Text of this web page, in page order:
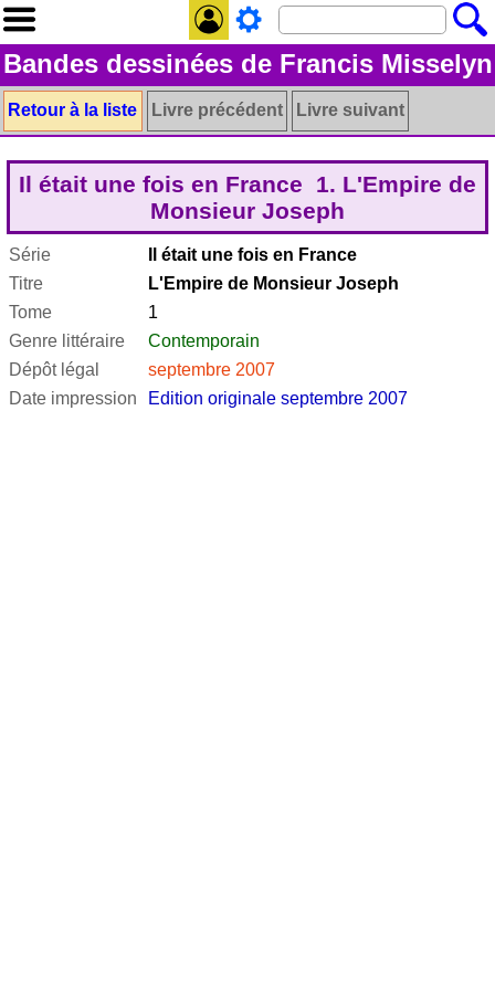
Bandes dessinées de Francis Misselyn
Retour à la liste Livre précédent Livre suivant
Il était une fois en France 1. L'Empire de
Monsieur Joseph
Série
Il était une fois en France
Titre
L'Empire de Monsieur Joseph
Tome
1
Genre littéraire
Contemporain
Dépôt légal
septembre 2007
Date impression
Edition originale septembre 2007